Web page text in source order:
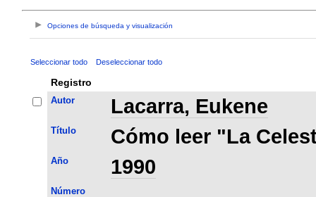
Opciones de búsqueda y visualización
Seleccionar todo Deseleccionar todo
Registro
Autor Lacarra, Eukene
Título Cómo leer "La
Año 1990
Número